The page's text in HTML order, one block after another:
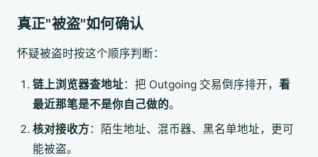
真正"被盗"如何确认
怀疑被盗时按这个顺序判断：
链上浏览器查地址：把 Outgoing 交易倒序排开， 看
最近那笔是不是你自己做的。
核对接收方：陌生地址、混币器、黑名单地址，更可
能被盗。